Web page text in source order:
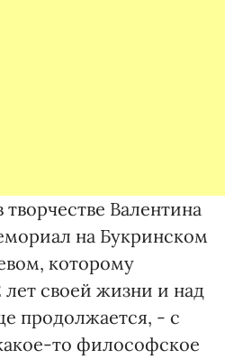
Валентина
на Букринском
которому
лет своей жизни и над
продолжается, - с
то философское